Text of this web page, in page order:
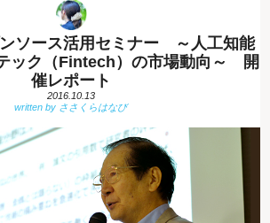
ソース活用セミナー ～人工知能
ック（Fintech）の市場動向～ 開
催レポート
2016.10.13